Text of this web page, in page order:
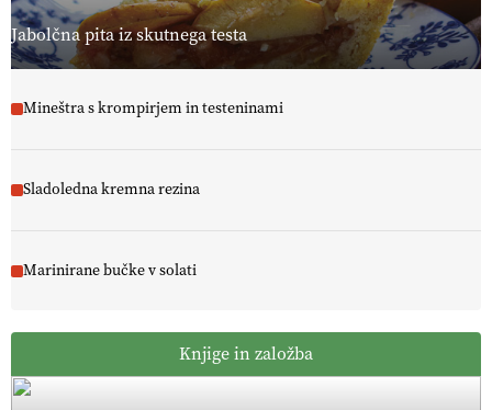
Jabolčna pita iz skutnega testa
Mineštra s krompirjem in testeninami
Sladoledna kremna rezina
Marinirane bučke v solati
Knjige in založba